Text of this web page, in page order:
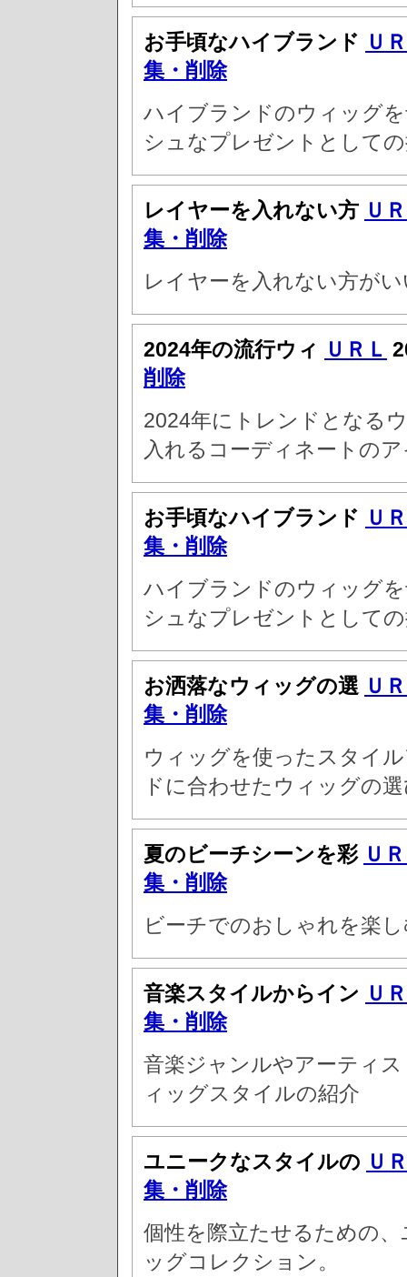
お手頃なハイブランド Ｕ
集・削除
ハイブランドのウィッグ
シュなプレゼントとして
レイヤーを入れない方 Ｕ
集・削除
レイヤーを入れない方が
2024年の流行ウィ ＵＲＬ
削除
2024年にトレンドとなる
入れるコーディネートの
お手頃なハイブランド Ｕ
集・削除
ハイブランドのウィッグ
シュなプレゼントとして
お洒落なウィッグの選 Ｕ
集・削除
ウィッグを使ったスタイ
ドに合わせたウィッグの
夏のビーチシーンを彩 Ｕ
集・削除
ビーチでのおしゃれを楽
音楽スタイルからイン Ｕ
集・削除
音楽ジャンルやアーティ
ィッグスタイルの紹介
ユニークなスタイルの Ｕ
集・削除
個性を際立たせるための
ッグコレクション。